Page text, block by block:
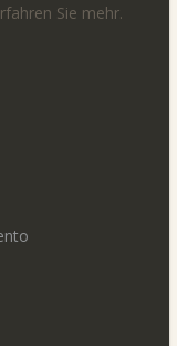
Sie mehr.